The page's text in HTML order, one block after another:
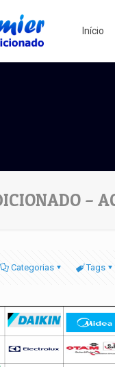
Início
–
Categorias Tags